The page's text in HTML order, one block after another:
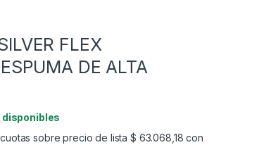
FLEX
DE ALTA
disponibles
cuotas sobre precio de lista$ 63.068,18 con